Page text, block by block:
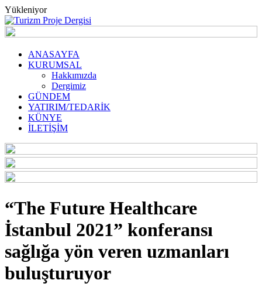
Yükleniyor
ANASAYFA
KURUMSAL
Hakkımızda
Dergimiz
GÜNDEM
YATIRIM/TEDARİK
KÜNYE
İLETİŞİM
“The Future Healthcare
İstanbul 2021” konferansı
sağlığa yön veren uzmanları
buluşturuyor